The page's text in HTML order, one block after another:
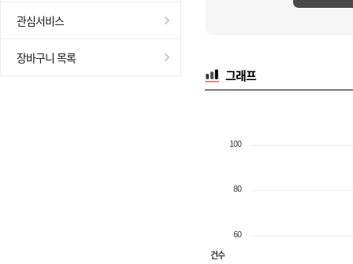
관심서비스
장바구니 목록
그래프
100
80
60
건수